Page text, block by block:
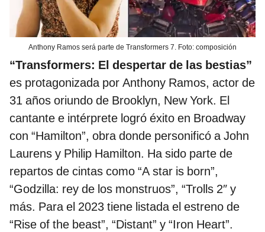
Anthony Ramos será parte de Transformers 7. Foto: composición
“Transformers: El despertar de las bestias”
es protagonizada por Anthony Ramos, actor de
31 años oriundo de Brooklyn, New York. El
cantante e intérprete logró éxito en Broadway
con “Hamilton”, obra donde personificó a John
Laurens y Philip Hamilton. Ha sido parte de
repartos de cintas como “A star is born”,
“Godzilla: rey de los monstruos”, “Trolls 2″ y
más. Para el 2023 tiene listada el estreno de
“Rise of the beast”, “Distant” y “Iron Heart”.